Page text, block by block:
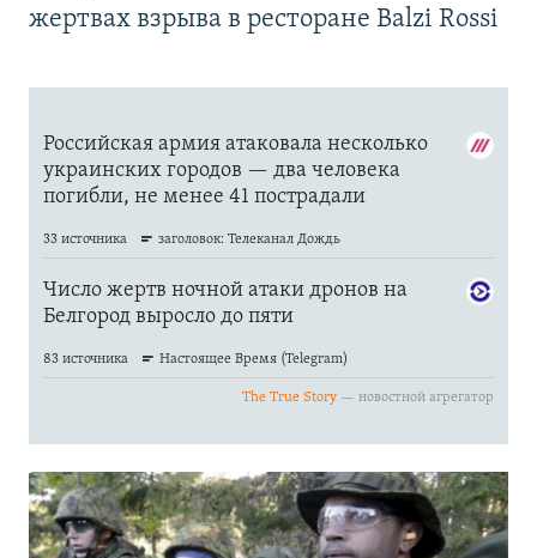
жертвах взрыва в ресторане Balzi Rossi